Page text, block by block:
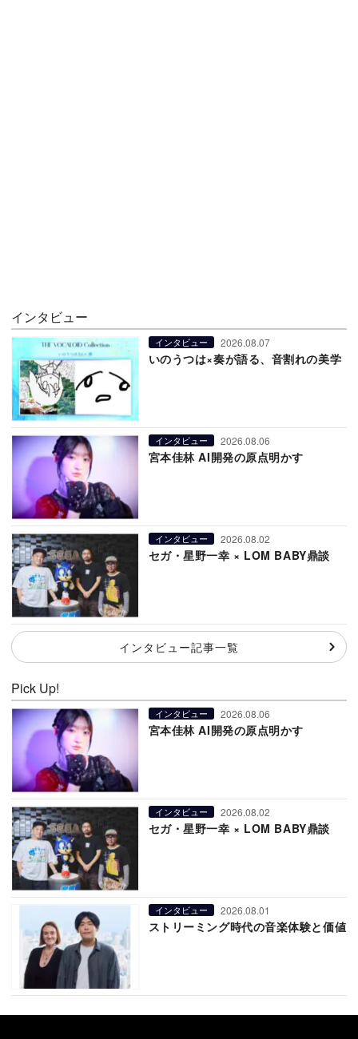
インタビュー
インタビュー 2026.08.07
いのうつは×奏が語る、音割れの美学
インタビュー 2026.08.06
宮本佳林 AI開発の原点明かす
インタビュー 2026.08.02
セガ・星野一幸 × LOM BABY鼎談
インタビュー記事一覧
Pick Up!
インタビュー 2026.08.06
宮本佳林 AI開発の原点明かす
インタビュー 2026.08.02
セガ・星野一幸 × LOM BABY鼎談
インタビュー 2026.08.01
ストリーミング時代の音楽体験と価値